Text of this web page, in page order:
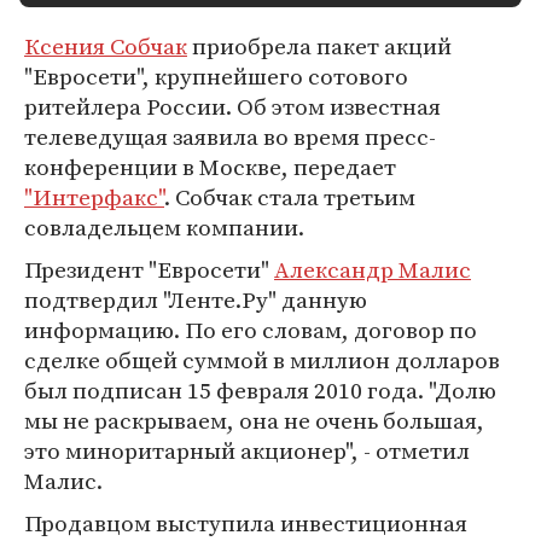
Ксения Собчакприобрела пакет акций
"Евросети", крупнейшего сотового
ритейлера России. Об этом известная
телеведущая заявила во время пресс-
конференции в Москве, передает
"Интерфакс". Собчак стала третьим
совладельцем компании.
Президент "Евросети"Александр Малис
подтвердил "Ленте.Ру" данную
информацию. По его словам, договор по
сделке общей суммой в миллион долларов
был подписан 15 февраля 2010 года. "Долю
мы не раскрываем, она не очень большая,
это миноритарный акционер", - отметил
Малис.
Продавцом выступила инвестиционная